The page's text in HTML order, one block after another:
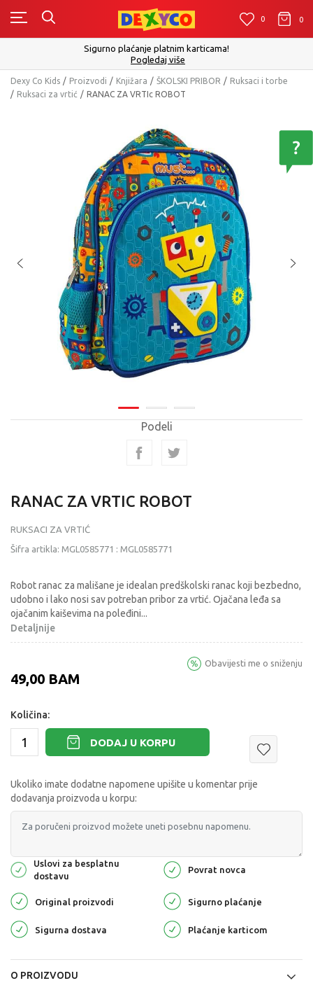
0 0
Click&Collect - Platite karticom Online i preuzmite
Dexy Co Kids Proizvodi Knjižara ŠKOLSKI PRIBOR
Ruksaci i torbe
Ruksaci za vrtić
RANAC ZA VRTIc ROBOT
Podeli
RANAC ZA VRTIC ROBOT
RUKSACI ZA VRTIĆ
Šifra artikla: MGL0585771 : MGL0585771
Robot ranac za mališane je idealan predškolski ranac koji bezbedno,
udobno i lako nosi sav potreban pribor za vrtić. Ojačana leđa sa
ojačanim kaiševima na poleđini...
Detaljnije
49,00 BAM
Obavijesti me o sniženju
Količina:
DODAJ U KORPU
Ukoliko imate dodatne napomene upišite u komentar prije
dodavanja proizvoda u korpu:
Uslovi za besplatnu
dostavu
Povrat novca
Original proizvodi Sigurno plaćanje
Sigurna dostava Plaćanje karticom
O PROIZVODU